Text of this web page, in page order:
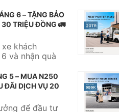
6 – TẶNG BẢO
TRIỆU ĐỒNG 🚛
khách
và nhận quà
5 – MUA N250
ĐÃI DỊCH VỤ 20
để đầu tư